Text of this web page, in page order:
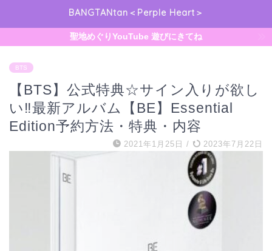
BANGTANtan＜Perple Heart＞
聖地めぐりYouTube 遊びにきてね
BTS
【BTS】公式特典☆サイン入りが欲し
い‼︎最新アルバム【BE】Essential
Edition予約方法・特典・内容
2021年1月25日 / 2023年7月22日